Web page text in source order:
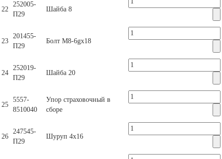
22
252005-
П29
Шайба 8
23
201455-
П29
Болт М8-6gх18
24
252019-
П29
Шайба 20
25
5557-
8510040
Упор страховочный в
сборе
26
247545-
П29
Шуруп 4х16